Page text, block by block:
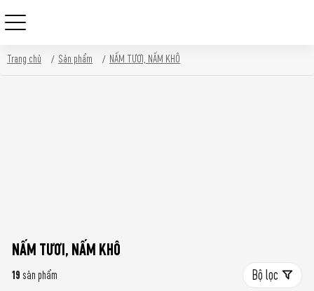
Trang chủ Sản phẩm NẤM TƯƠI, NẤM KHÔ
NẤM TƯƠI, NẤM KHÔ
19 sản phẩm Bộ lọc